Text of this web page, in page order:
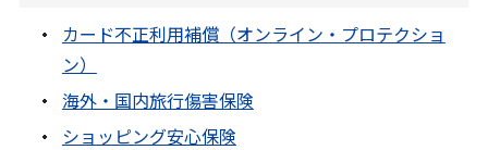
カード不正利用補償（オンライン・プロテクショ
ン）
海外・国内旅行傷害保険
ショッピング安心保険